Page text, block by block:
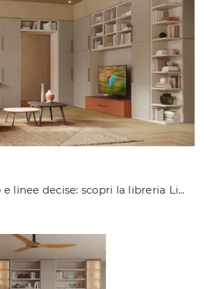
Texture di pregio e linee decise: scopri la libreria Libreria LV722 di Giessegi tra le più belle Librerie moderne a muro.